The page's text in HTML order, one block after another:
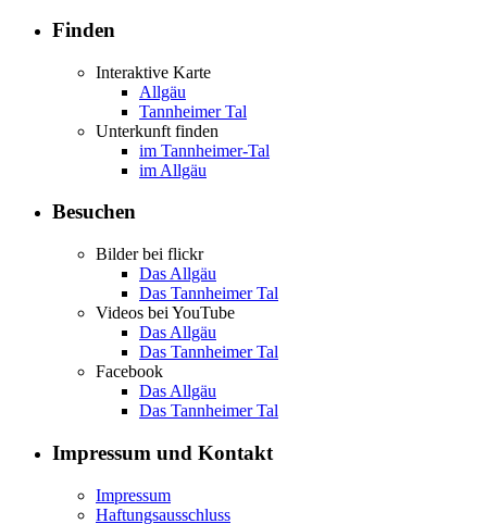
Finden
Interaktive Karte
Allgäu
Tannheimer Tal
Unterkunft finden
im Tannheimer-Tal
im Allgäu
Besuchen
Bilder bei flickr
Das Allgäu
Das Tannheimer Tal
Videos bei YouTube
Das Allgäu
Das Tannheimer Tal
Facebook
Das Allgäu
Das Tannheimer Tal
Impressum und Kontakt
Impressum
Haftungsausschluss